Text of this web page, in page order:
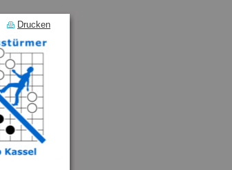
Drucken